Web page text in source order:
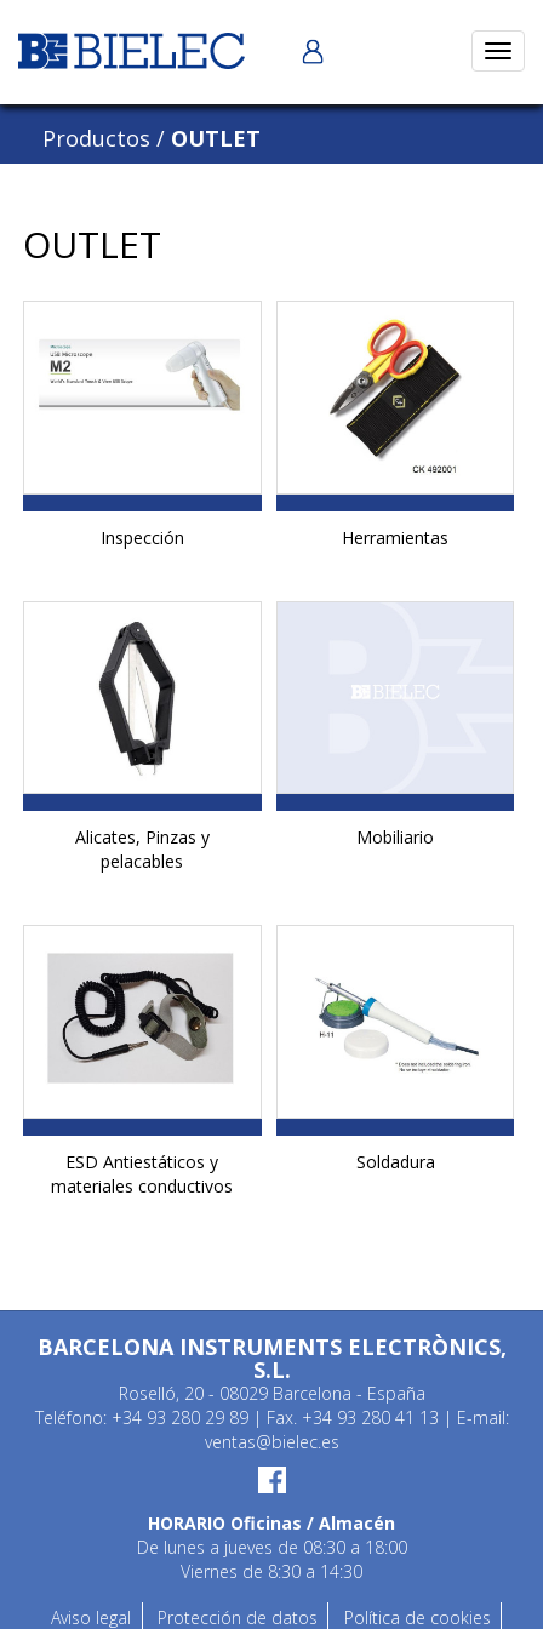
Abrir
Productos / OUTLET
OUTLET
Inspección Herramientas
Alicates, Pinzas y
pelacables
Mobiliario
ESD Antiestáticos y
materiales conductivos
Soldadura
BARCELONA INSTRUMENTS ELECTRÒNICS,
S.L.
Roselló, 20 - 08029 Barcelona - España
Teléfono: +34 93 280 29 89 | Fax. +34 93 280 41 13 | E-mail:
ventas@bielec.es
HORARIO Oficinas / Almacén
De lunes a jueves de 08:30 a 18:00
Viernes de 8:30 a 14:30
Aviso legal
Protección de datos Política de cookies